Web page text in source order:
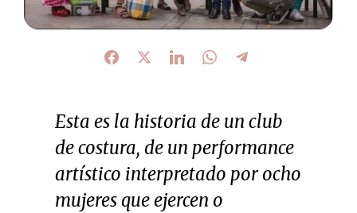
Esta es la historia de un club
de costura, de un performance
artístico interpretado por ocho
mujeres que ejercen o